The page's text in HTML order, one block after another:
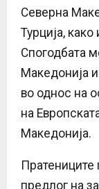
Северна
Турција,
Спогодбата
Македонија
во однос на
на
Македонија.
Пратениците
предлог на